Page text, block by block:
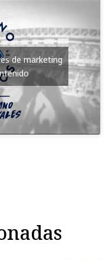
de marketing